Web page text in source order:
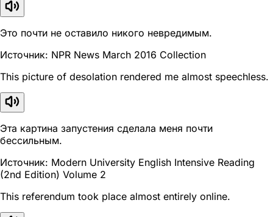
Это почти не оставило никого невредимым.
Источник: NPR News March 2016 Collection
This picture of desolation rendered me almost speechless.
Эта картина запустения сделала меня почти
бессильным.
Источник: Modern University English Intensive Reading
(2nd Edition) Volume 2
This referendum took place almost entirely online.